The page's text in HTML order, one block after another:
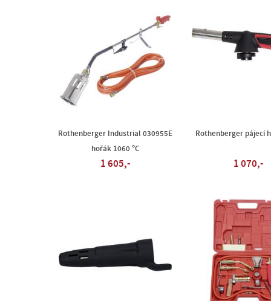
Rothenberger Industrial 030955E
hořák 1060 °C
1 605,-
Rothenberger pájecí
1 070,-